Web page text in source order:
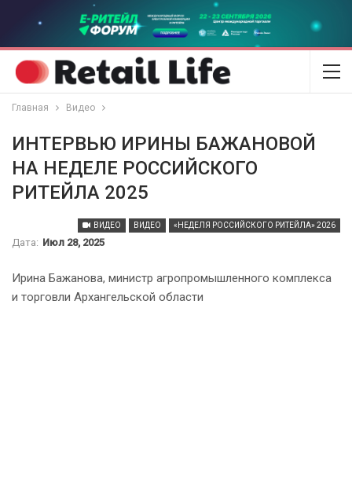
Главная Видео
ИНТЕРВЬЮ ИРИНЫ БАЖАНОВОЙ
НА НЕДЕЛЕ РОССИЙСКОГО
РИТЕЙЛА 2025
ВИДЕО ВИДЕО «НЕДЕЛЯ РОССИЙСКОГО РИТЕЙЛА» 2026
Дата: Июл 28, 2025
Ирина Бажанова, министр агропромышленного комплекса
и торговли Архангельской области